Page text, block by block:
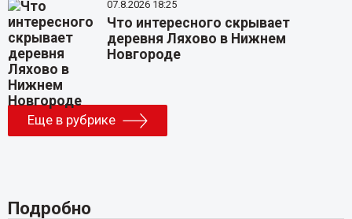
07.8.2026 18:25
Что интересного скрывает
деревня Ляхово в Нижнем
Новгороде
Еще в рубрике
Подробно